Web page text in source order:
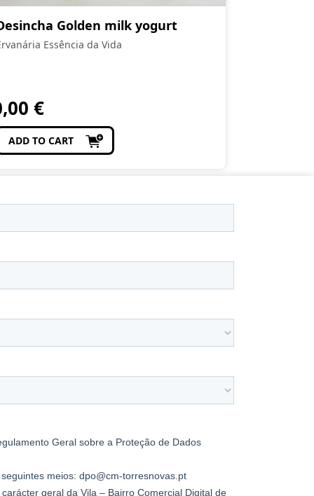
Golden milk yogurt
Essência da Vida
€
ADD TO CART